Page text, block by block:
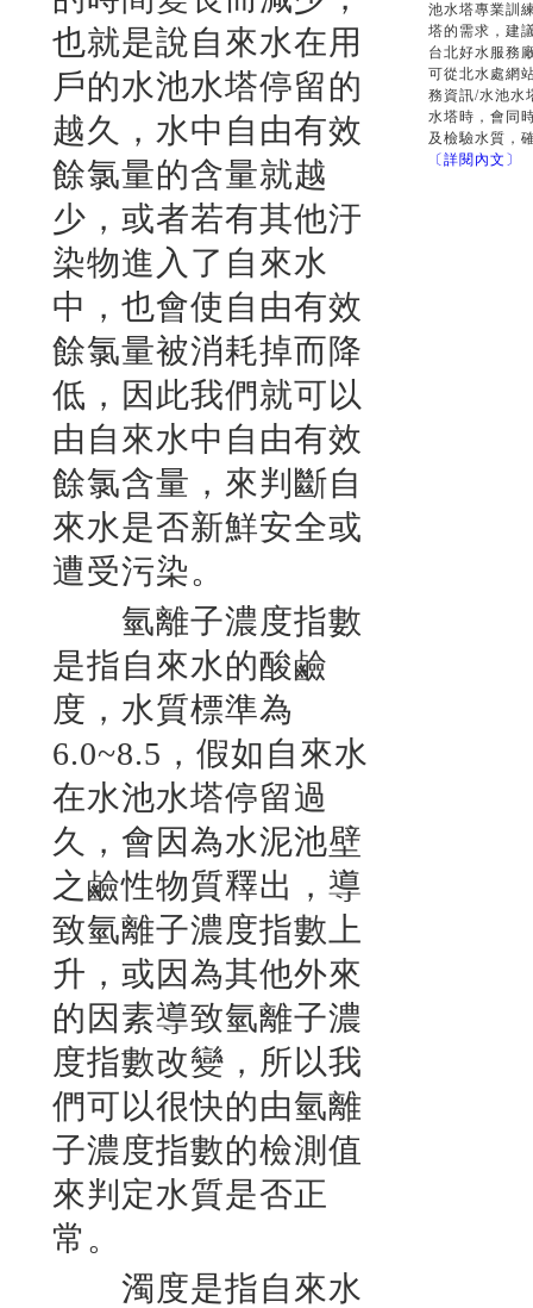
也就是說自來水在用
戶的水池水塔停留的
越久，水中自由有效
餘氯量的含量就越
少，或者若有其他汙
染物進入了自來水
中，也會使自由有效
餘氯量被消耗掉而降
低，因此我們就可以
由自來水中自由有效
餘氯含量，來判斷自
來水是否新鮮安全或
遭受污染。
氫離子濃度指數
是指自來水的酸鹼
度，水質標準為
6.0~8.5，假如自來水
在水池水塔停留過
久，會因為水泥池壁
之鹼性物質釋出，導
致氫離子濃度指數上
升，或因為其他外來
的因素導致氫離子濃
度指數改變，所以我
們可以很快的由氫離
子濃度指數的檢測值
來判定水質是否正
常。
濁度是指自來水
池水塔專業訓
塔的需求，建
台北好水服務
可從北水處網
務資訊/水池水
水塔時，會同
及檢驗水質，
〔詳閱內文〕